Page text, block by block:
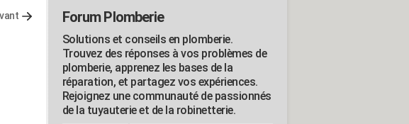
Forum Plomberie
Solutions et conseils en plomberie.
Trouvez des réponses à vos problèmes de
plomberie, apprenez les bases de la
réparation, et partagez vos expériences.
Rejoignez une communauté de passionnés
de la tuyauterie et de la robinetterie.